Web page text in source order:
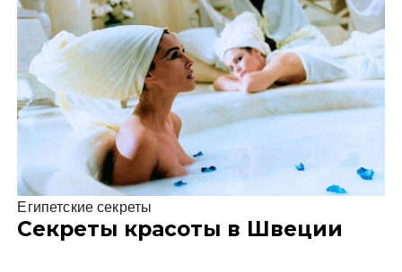
Египетские секреты
Секреты красоты в Швеции